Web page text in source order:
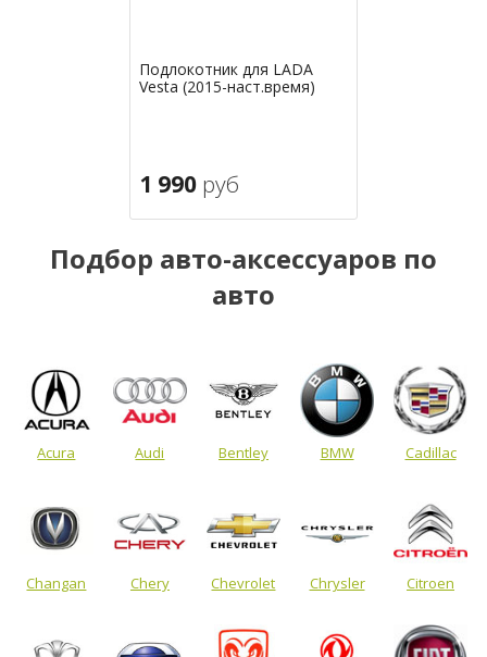
Подлокотник для LADA
Vesta (2015-наст.время)
1 990 руб
Подбор авто-аксессуаров по
авто
Acura Audi Bentley BMW Cadillac
Changan Chery Chevrolet Chrysler Citroen